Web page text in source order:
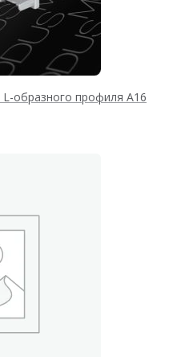
L-образного профиля А16